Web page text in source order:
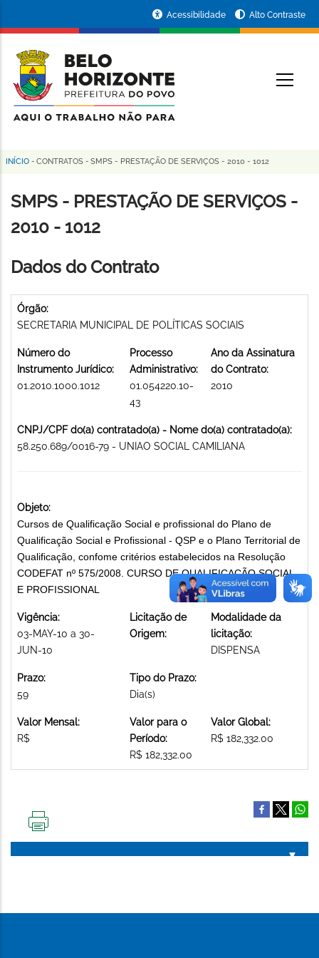
conteúdo
principal
da
Prefeitura
de
Horizonte
Acessibilidade Alto Contraste
Trilha
de
navegação
INÍCIO - CONTRATOS - SMPS - PRESTAÇÃO DE SERVIÇOS - 2010 - 1012
SMPS - PRESTAÇÃO DE SERVIÇOS -
2010 - 1012
Dados do Contrato
Órgão:
SECRETARIA MUNICIPAL DE POLÍTICAS SOCIAIS
Número do
Instrumento Jurídico:
01.2010.1000.1012
Processo
Administrativo:
01.054220.10-
43
Ano da Assinatura
do Contrato:
2010
CNPJ/CPF do(a) contratado(a) - Nome do(a) contratado(a):
58.250.689/0016-79 - UNIAO SOCIAL CAMILIANA
Objeto:
Cursos de Qualificação Social e profissional do Plano de
Qualificação Social e Profissional - QSP e o Plano Territorial de
Qualificação, confome critérios estabelecidos na Resolução
CODEFAT nº 575/2008. CURSO DE QUALIFICAÇÃO SOCIAL
E PROFISSIONAL
Vigência:
03-MAY-10 a 30-
JUN-10
Licitação de
Origem:
Modalidade da
licitação:
DISPENSA
Prazo:
59
Tipo do Prazo:
Dia(s)
Valor Mensal:
R$
Valor para o
Período:
R$ 182,332.00
Valor Global:
R$ 182,332.00
PÁGINA